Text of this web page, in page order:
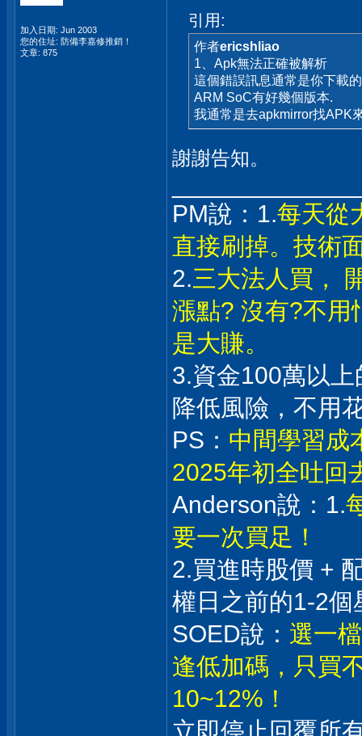
加入日期: Jun 2003
您的住址: 防備李嘉修推銷！
文章: 875
引用:
作者ericshliao
1、Apk無法正確被解析
這個錯誤訊息通常是你下載
ARM SoC有好幾個版本.
我通常是去apkmirror找APK
謝謝告知。
PM說：1.每天從
直接刷掉。技術
2.三大法人買，
漲點? 沒有?不用
是大賺。
3.資金100萬以
降低風險，不用
PS： 中間學習成
2025年初全吐回
Anderson說：1.
要一次買足！
2.買進時股價 +
權日之前的1-2個
SOED說： 選一
逢低加碼，只買
10~12%！